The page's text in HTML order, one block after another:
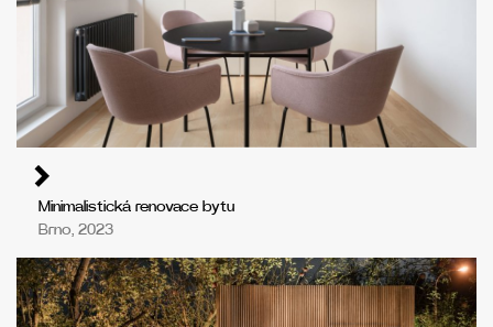
Minimalistická renovace bytu
Brno, 2023